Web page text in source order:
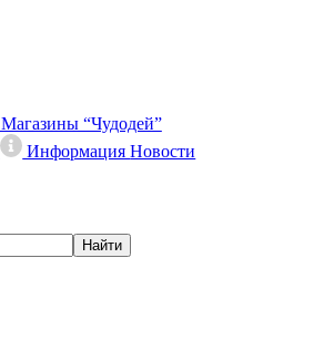
Магазины “Чудодей”
ИнформацияНовости
Найти